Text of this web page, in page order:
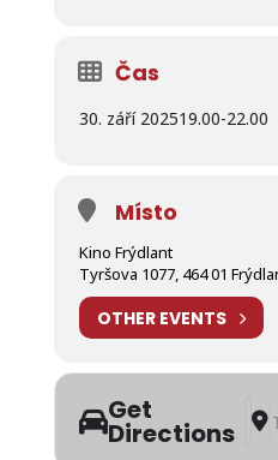
Čas
30. září 202519.00-22.00
Místo
Kino Frýdlant
Tyršova 1077, 464 01
OTHER EVENTS
Get
Directions